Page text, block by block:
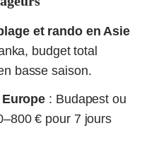
et rando en Asie
budget total
basse saison.
: Budapest ou
€ pour 7 jours